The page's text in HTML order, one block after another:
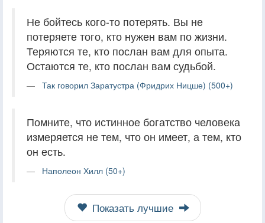
Не бойтесь кого-то потерять. Вы не
потеряете того, кто нужен вам по жизни.
Теряются те, кто послан вам для опыта.
Остаются те, кто послан вам судьбой.
Так говорил Заратустра (Фридрих Ницше) (500+)
Помните, что истинное богатство человека
измеряется не тем, что он имеет, а тем, кто
он есть.
Наполеон Хилл (50+)
Показать лучшие